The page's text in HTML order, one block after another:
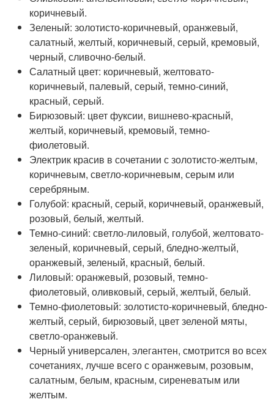
коричневый.
Зеленый: золотисто-коричневый, оранжевый,
салатный, желтый, коричневый, серый, кремовый,
черный, сливочно-белый.
Салатный цвет: коричневый, желтовато-
коричневый, палевый, серый, темно-синий,
красный, серый.
Бирюзовый: цвет фуксии, вишнево-красный,
желтый, коричневый, кремовый, темно-
фиолетовый.
Электрик красив в сочетании с золотисто-желтым,
коричневым, светло-коричневым, серым или
серебряным.
Голубой: красный, серый, коричневый, оранжевый,
розовый, белый, желтый.
Темно-синий: светло-лиловый, голубой, желтовато-
зеленый, коричневый, серый, бледно-желтый,
оранжевый, зеленый, красный, белый.
Лиловый: оранжевый, розовый, темно-
фиолетовый, оливковый, серый, желтый, белый.
Темно-фиолетовый: золотисто-коричневый, бледно-
желтый, серый, бирюзовый, цвет зеленой мяты,
светло-оранжевый.
Черный универсален, элегантен, смотрится во всех
сочетаниях, лучше всего с оранжевым, розовым,
салатным, белым, красным, сиреневатым или
желтым.